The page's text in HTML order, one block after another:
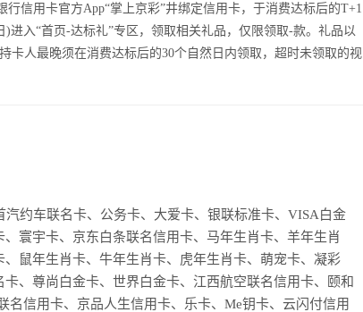
信用卡官方App“掌上京彩”井绑定信用卡，于消费达标后的T+1
进入“首页-达标礼”专区，领取相关礼品，仅限领取-款。礼品以
卡人最晚须在消费达标后的30个自然日内领取，超时未领取的视
约车联名卡、公务卡、大爱卡、银联标准卡、VISA白金
寰宇卡、京东白条联名信用卡、马年生肖卡、羊年生肖
鼠年生肖卡、牛年生肖卡、虎年生肖卡、萌宠卡、凝彩
、尊尚白金卡、世界白金卡、江西航空联名信用卡、颐和
信用卡、京品人生信用卡、乐卡、Me钥卡、云闪付信用